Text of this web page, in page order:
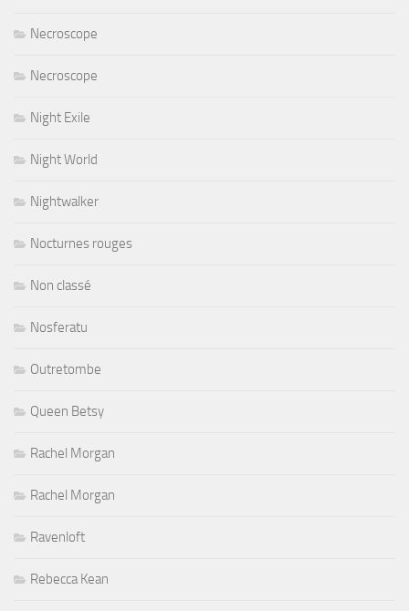
Necroscope
Necroscope
Night Exile
Night World
Nightwalker
Nocturnes rouges
Non classé
Nosferatu
Outretombe
Queen Betsy
Rachel Morgan
Rachel Morgan
Ravenloft
Rebecca Kean